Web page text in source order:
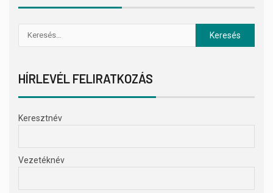
HÍRLEVÉL FELIRATKOZÁS
Keresztnév
Vezetéknév